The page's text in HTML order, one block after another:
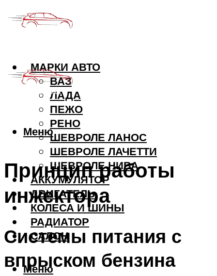
МАРКИ АВТО
ВАЗ
ЛАДА
ПЕЖО
РЕНО
ШЕВРОЛЕ ЛАНОС
ШЕВРОЛЕ ЛАЧЕТТИ
ШЕВРОЛЕ НИВА
АККУМУЛЯТОР
ДВИГАТЕЛЬ
КОЛЕСА И ШИНЫ
РАДИАТОР
САЛОН
Меню
Меню
Принцип работы
инжектора
Системы питания с
впрыском бензина